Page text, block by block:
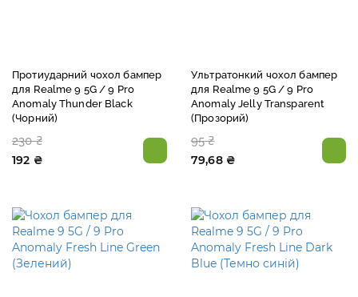
Протиударний чохол бампер
для Realme 9 5G / 9 Pro
Anomaly Thunder Black
(Чорний)
230 ₴
192 ₴
Ультратонкий чохол бампер
для Realme 9 5G / 9 Pro
Anomaly Jelly Transparent
(Прозорий)
95 ₴
79,68 ₴